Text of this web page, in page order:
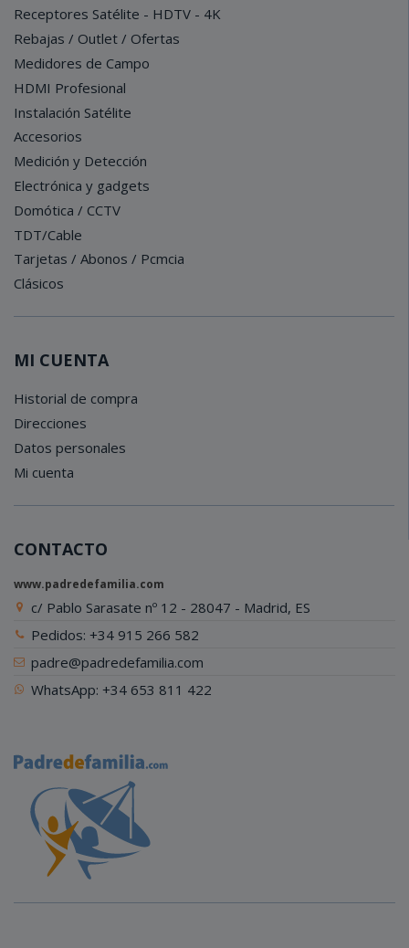
Receptores Satélite - HDTV - 4K
Rebajas / Outlet / Ofertas
Medidores de Campo
HDMI Profesional
Instalación Satélite
Accesorios
Medición y Detección
Electrónica y gadgets
Domótica / CCTV
TDT/Cable
Tarjetas / Abonos / Pcmcia
Clásicos
MI CUENTA
Historial de compra
Direcciones
Datos personales
Mi cuenta
CONTACTO
www.padredefamilia.com
c/ Pablo Sarasate nº 12 - 28047 - Madrid, ES
Pedidos: +34 915 266 582
padre@padredefamilia.com
WhatsApp: +34 653 811 422